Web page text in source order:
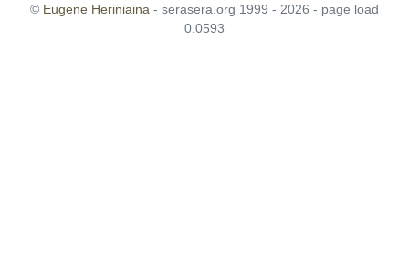
© Eugene Heriniaina - serasera.org 1999 - 2026 - page load
0.0593